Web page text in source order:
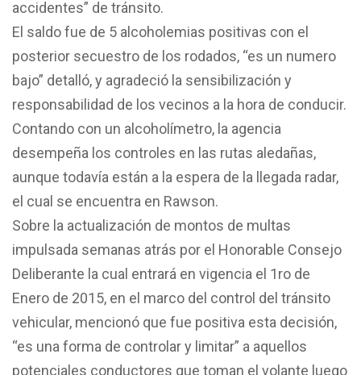
accidentes” de tránsito.
El saldo fue de 5 alcoholemias positivas con el
posterior secuestro de los rodados, “es un numero
bajo” detalló, y agradeció la sensibilización y
responsabilidad de los vecinos a la hora de conducir.
Contando con un alcoholímetro, la agencia
desempeña los controles en las rutas aledañas,
aunque todavía están a la espera de la llegada radar,
el cual se encuentra en Rawson.
Sobre la actualización de montos de multas
impulsada semanas atrás por el Honorable Consejo
Deliberante la cual entrará en vigencia el 1ro de
Enero de 2015, en el marco del control del tránsito
vehicular, mencionó que fue positiva esta decisión,
“es una forma de controlar y limitar” a aquellos
potenciales conductores que toman el volante luego